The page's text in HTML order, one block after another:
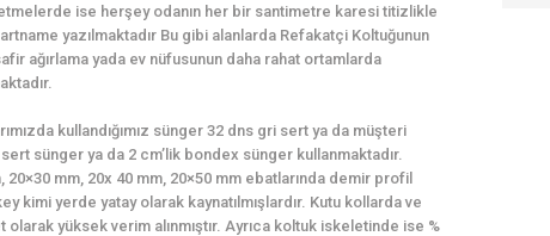
ise herşey odanın her bir santimetre karesi titizlikle
yazılmaktadır Bu gibi alanlarda Refakatçi Koltuğunun
ağırlama yada ev nüfusunun daha rahat ortamlarda
kullandığımız sünger 32 dns gri sert ya da müşteri
sünger ya da 2 cm’lik bondex sünger kullanmaktadır.
20×30 mm, 20x 40 mm, 20×50 mm ebatlarında demir profil
kimi yerde yatay olarak kaynatılmışlardır. Kutu kollarda ve
olarak yüksek verim alınmıştır. Ayrıca koltuk iskeletinde ise %